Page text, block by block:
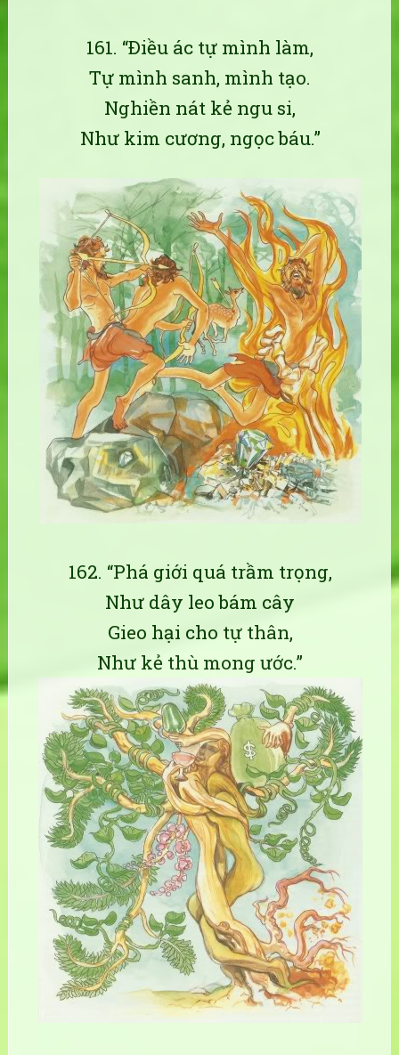
161. “Ðiều ác tự mình làm,
Tự mình sanh, mình tạo.
Nghiền nát kẻ ngu si,
Như kim cương, ngọc báu.”
162. “Phá giới quá trầm trọng,
Như dây leo bám cây
Gieo hại cho tự thân,
Như kẻ thù mong ước.”